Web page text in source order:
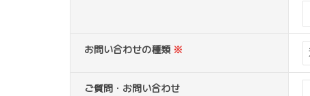
お問い合わせの種類 ※
ご質問・お問い合わせ